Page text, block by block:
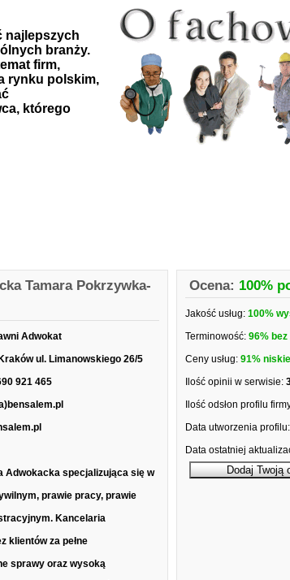
najlepszych
branży.
firm,
rynku polskim,
którego
Tamara Pokrzywka-
Adwokat
ul. Limanowskiego 26/5
921 465
Adwokacka specjalizująca się w
prawie pracy, prawie
Kancelaria
klientów za pełne
sprawy oraz wysoką
Ocena: 100%
Jakość usług: 100%
Terminowość: 96%
Ceny usług: 91% niskie
Ilość opinii w serwisie:
Ilość odsłon profilu
Data utworzenia profilu:
Data ostatniej